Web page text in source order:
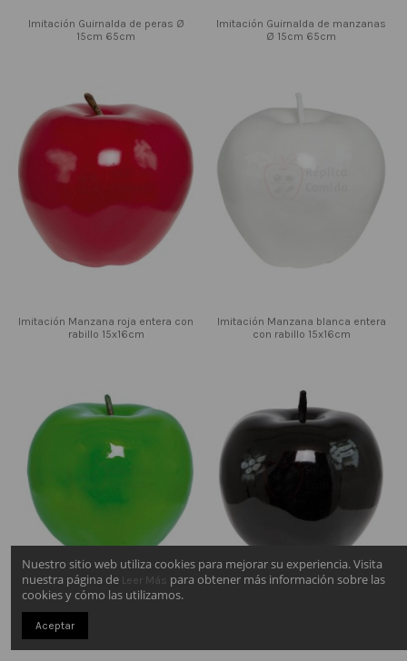
Imitación Guirnalda de peras Ø
15cm 65cm
Imitación Guirnalda de manzanas
Ø 15cm 65cm
Imitación Manzana roja entera con
rabillo 15x16cm
Imitación Manzana blanca entera
con rabillo 15x16cm
con rabillo 15x16cm
Nuestro sitio web utiliza cookies para mejorar su experiencia. Visita
nuestra página de Leer Más para obtener más información sobre las
cookies y cómo las utilizamos.
Aceptar